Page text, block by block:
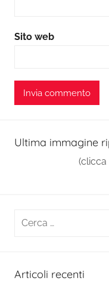
Sito web
Ultima immagine
(clicca
Ricerca
Articoli recenti